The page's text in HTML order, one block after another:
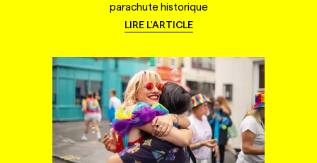
parachute historique
LIRE L'ARTICLE